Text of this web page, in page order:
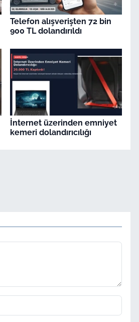
Telefon alışverişten 72 bin
900 TL dolandırıldı
İnternet üzerinden emniyet
kemeri dolandırıcılığı